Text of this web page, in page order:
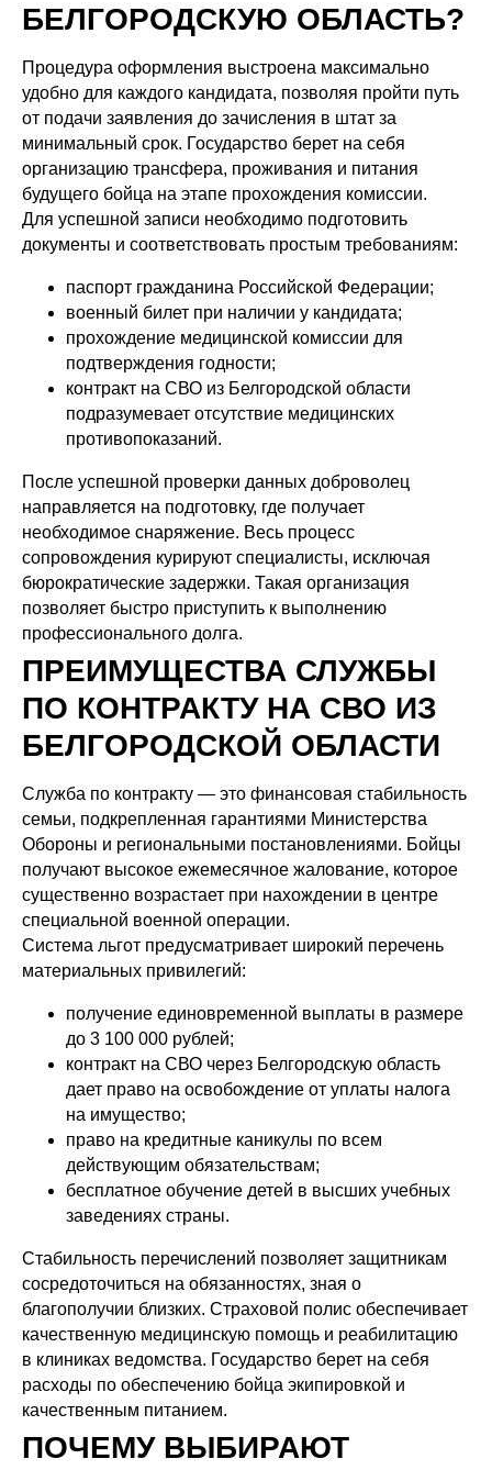
БЕЛГОРОДСКУЮ ОБЛАСТЬ?
Процедура оформления выстроена максимально
удобно для каждого кандидата, позволяя пройти путь
от подачи заявления до зачисления в штат за
минимальный срок. Государство берет на себя
организацию трансфера, проживания и питания
будущего бойца на этапе прохождения комиссии.
Для успешной записи необходимо подготовить
документы и соответствовать простым требованиям:
паспорт гражданина Российской Федерации;
военный билет при наличии у кандидата;
прохождение медицинской комиссии для
подтверждения годности;
контракт на СВО из Белгородской области
подразумевает отсутствие медицинских
противопоказаний.
После успешной проверки данных доброволец
направляется на подготовку, где получает
необходимое снаряжение. Весь процесс
сопровождения курируют специалисты, исключая
бюрократические задержки. Такая организация
позволяет быстро приступить к выполнению
профессионального долга.
ПРЕИМУЩЕСТВА СЛУЖБЫ
ПО КОНТРАКТУ НА СВО ИЗ
БЕЛГОРОДСКОЙ ОБЛАСТИ
Служба по контракту — это финансовая стабильность
семьи, подкрепленная гарантиями Министерства
Обороны и региональными постановлениями. Бойцы
получают высокое ежемесячное жалование, которое
существенно возрастает при нахождении в центре
специальной военной операции.
Система льгот предусматривает широкий перечень
материальных привилегий:
получение единовременной выплаты в размере
до 3 100 000 рублей;
контракт на СВО через Белгородскую область
дает право на освобождение от уплаты налога
на имущество;
право на кредитные каникулы по всем
действующим обязательствам;
бесплатное обучение детей в высших учебных
заведениях страны.
Стабильность перечислений позволяет защитникам
сосредоточиться на обязанностях, зная о
благополучии близких. Страховой полис обеспечивает
качественную медицинскую помощь и реабилитацию
в клиниках ведомства. Государство берет на себя
расходы по обеспечению бойца экипировкой и
качественным питанием.
ПОЧЕМУ ВЫБИРАЮТ